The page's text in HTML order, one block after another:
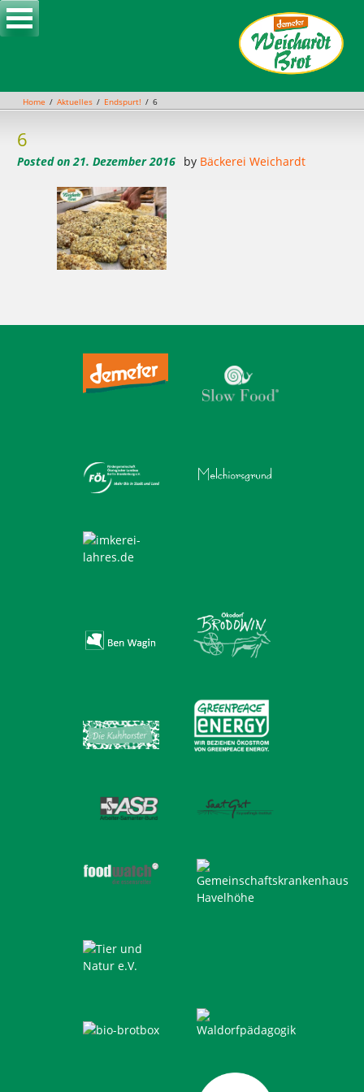
Home Aktuelles Endspurt! 6
6
Posted on21. Dezember 2016 by Bäckerei Weichardt